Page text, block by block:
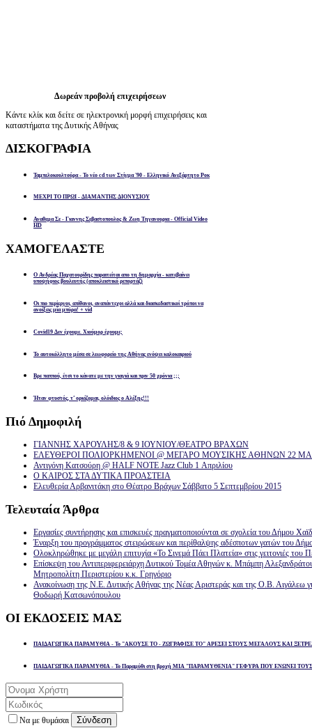
Δωρεάν προβολή επιχειρήσεων
Κάντε κλίκ και δείτε σε ηλεκτρονική μορφή επιχειρήσεις και
καταστήματα της Δυτικής Αθήνας
ΔΙΣΚΟΓΡΑΦΙΑ
Ταμπελοκουλτούρα - Το νέο cd των Στίγμα '90 - Ελληνικό Ανεξάρτητο Ροκ
ΜΕΧΡΙ ΤΟ ΠΡΩΙ - ΔΙΑΜΑΝΤΗΣ ΔΙΟΝΥΣΙΟΥ
Αναθεμα Σε - Γιαννης Σεβαστοπουλος & Ζωη Τηγανουρια - Official Video
HD
ΧΑΜΟΓΕΛΑΣΤΕ
Ο Ανδρέας Παχατουρίδης παραιτείται απο τη δημαρχία - κατεβαίνει
υποψήφιος βουλευτής (αποκλειστικό ρεπορτάζ)
Οι πιο περίεργοι, απίθανοι, αναπάντεχοι αλλά και διασκεδαστικοί τρόποι να
ανοίξεις μία μπύρα! + vid
Covid19 Δεν έχουμε. Χιούμορ έχουμε;
Το αυτοκόλλητο μέσα σε λεωφορείο της Αθήνας ενόψει καλοκαιριού
Βρε παππού, έτσι το κάνατε με την γιαγιά και πριν 50 χρόνια ;;;
Ήταν φτυστός, τ’ ορκίζομαι, ολόιδιος ο Αλέξης!!!
Πιό Δημοφιλή
ΓΙΑΝΝΗΣ ΧΑΡΟΥΛΗΣ/8 & 9 ΙΟΥΝΙΟΥ/ΘΕΑΤΡΟ ΒΡΑΧΩΝ
ΕΛΕΥΘΕΡΟΙ ΠΟΛΙΟΡΚΗΜΕΝΟΙ @ ΜΕΓΑΡΟ ΜΟΥΣΙΚΗΣ ΑΘΗΝΩΝ 22
Αντιγόνη Κατσούρη @ HALF NOTE Jazz Club 1 Απριλίου
Ο ΚΑΙΡΟΣ ΣΤΑ ΔΥΤΙΚΑ ΠΡΟΑΣΤΕΙΑ
Ελευθερία Αρβανιτάκη στο Θέατρο Βράχων Σάββατο 5 Σεπτεμβρίου 2015
Τελευταία Άρθρα
Εργασίες συντήρησης και επισκευές πραγματοποιούνται σε σχολεία του Δήμου
Έναρξη του προγράμματος στειρώσεων και περίθαλψης αδέσποτων γατών του
Ολοκληρώθηκε με μεγάλη επιτυχία «Το Σινεμά Πάει Πλατεία» στις γειτονιές του
Επίσκεψη του Αντιπεριφερειάρχη Δυτικού Τομέα Αθηνών κ. Μπάμπη
Μητροπολίτη Περιστερίου κ.κ. Γρηγόριο
Ανακοίνωση της Ν.Ε. Δυτικής Αθήνας της Νέας Αριστεράς και της Ο.Β. Αιγάλεω
Θοδωρή Κατσωνόπουλου
ΟΙ ΕΚΔΟΣΕΙΣ ΜΑΣ
ΠΑΙΔΑΓΩΓΙΚΑ ΠΑΡΑΜΥΘΙΑ - Το "ΑΚΟΥΣΕ ΤΟ - ΖΩΓΡΑΦΙΣΕ ΤΟ" ΑΡΕΣΕΙ ΣΤΟΥΣ ΜΕΓΑΛΟΥΣ ΚΑΙ
ΠΑΙΔΑΓΩΓΙΚΑ ΠΑΡΑΜΥΘΙΑ - Το Παραμύθι στη βροχή ΜΙΑ "ΠΑΡΑΜΥΘΕΝΙΑ" ΓΕΦΥΡΑ ΠΟΥ ΕΝΩΝΕΙ
Να με θυμάσαι Σύνδεση